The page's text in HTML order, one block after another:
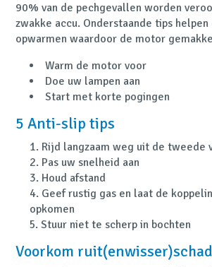
90% van de pechgevallen worden
zwakke accu. Onderstaande tips helpen
opwarmen waardoor de motor
Warm de motor voor
Doe uw lampen aan
Start met korte pogingen
5 Anti-slip tips
Rijd langzaam weg uit de tweede
Pas uw snelheid aan
Houd afstand
Geef rustig gas en laat de
opkomen
Stuur niet te scherp in bochten
Voorkom